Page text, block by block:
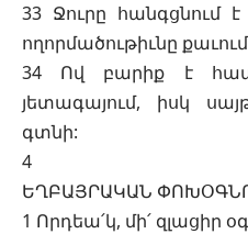
33 Ջուրը հանգցնում
ողորմածութիւնը
34 Ով բարիք է
յետագայում, իսկ
գտնի:
4
ԵՂԲԱՅՐԱԿԱՆ
1 Որդեա՛կ, մի՛ զլացիր